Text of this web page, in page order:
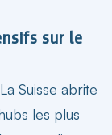
sur le
Suisse abrite
les plus